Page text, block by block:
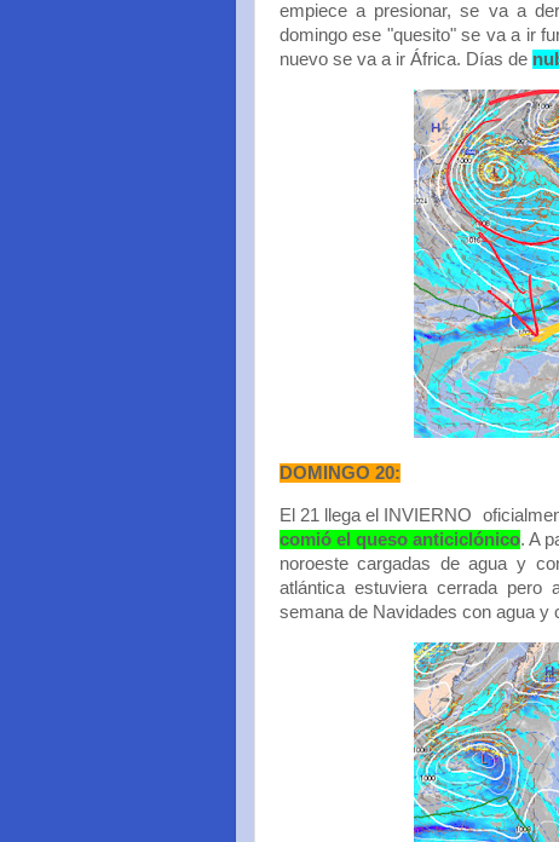
empiece a presionar, se va a
domingo ese "quesito" se va a ir
nuevo se va a ir África. Días de
DOMINGO 20:
El 21 llega el INVIERNO
comió el queso anticiclónico. A
noroeste cargadas de agua y
atlántica estuviera cerrada pero
semana de Navidades con agua y